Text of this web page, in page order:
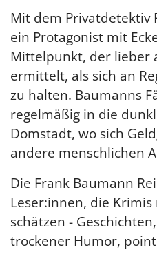
Mit dem Privatdetektiv
ein Protagonist mit
Mittelpunkt, der lieber
ermittelt, als sich an
zu halten. Baumanns
regelmäßig in die
Domstadt, wo sich
andere menschlichen
Die Frank Baumann
Leser:innen, die
schätzen -
trockener Humor,